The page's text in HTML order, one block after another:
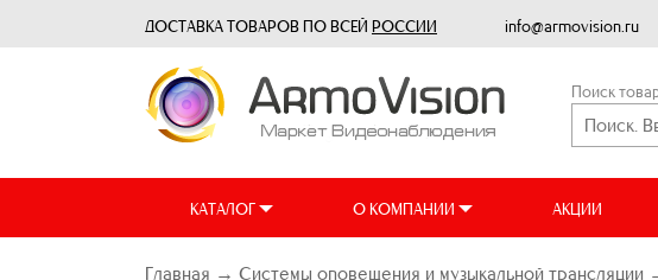
ДОСТАВКА ТОВАРОВ ПО ВСЕЙ РОССИИ info@armovision.ru
Поиск
КАТАЛОГ О КОМПАНИИ АКЦИИ
Главная → Системы оповещения и музыкальной трансляции